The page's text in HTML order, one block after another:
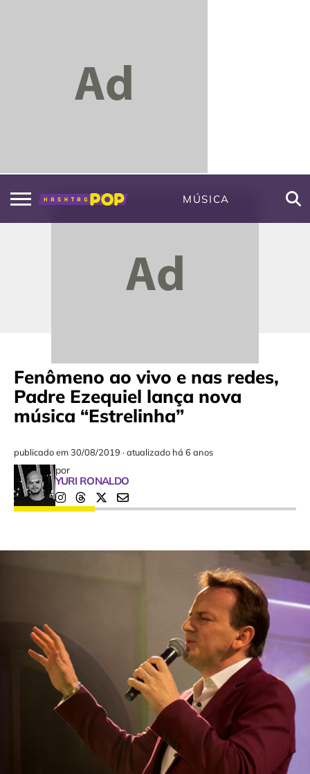
MÚSICA
Fenômeno ao vivo e nas redes,
Padre Ezequiel lança nova
música “Estrelinha”
publicado em30/08/2019 ·atualizado há 6 anos
por
YURI RONALDO